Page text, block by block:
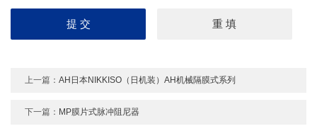
上一篇：AH日本NIKKISO（日机装）AH机械隔膜式系列
下一篇： MP膜片式脉冲阻尼器